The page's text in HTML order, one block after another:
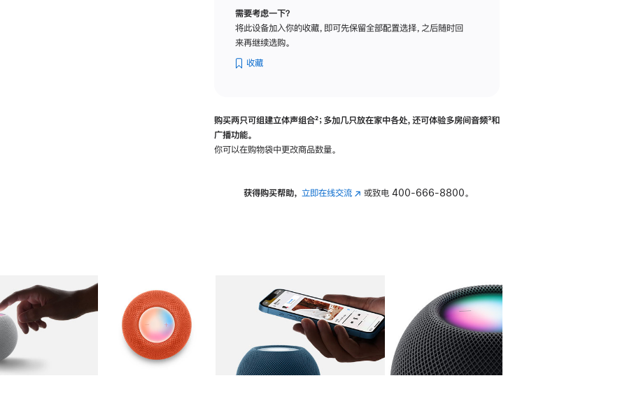
需要考虑一下？
将此设备加入你的收藏，即可先保留全部配置选择，之后随时回
来再继续选购。
收藏
购买两只可组建立体声组合脚
²；多加几只放在家中各处，还可体验多‍房‍间音频脚
³和
广播功能。
你可以在购物袋中更改商品数量。
获得购买帮助， 立即在线交流(在 或致电 400-666-8800。
图库 图像 图库 图像 图库 图像 4 图库 图像 5